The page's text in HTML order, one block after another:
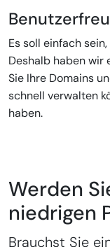
Es soll einfach
Deshalb haben wir
Sie Ihre Domains
schnell verwalten
haben.
Werden
niedrigen
Brauchst Sie